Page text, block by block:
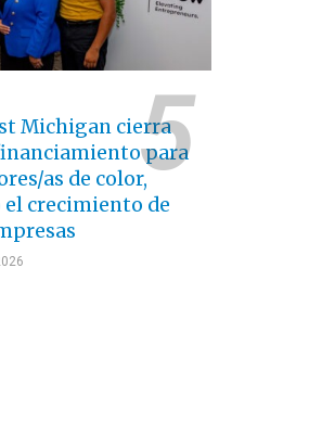
Michigan cierra
para
as de color,
crecimiento de